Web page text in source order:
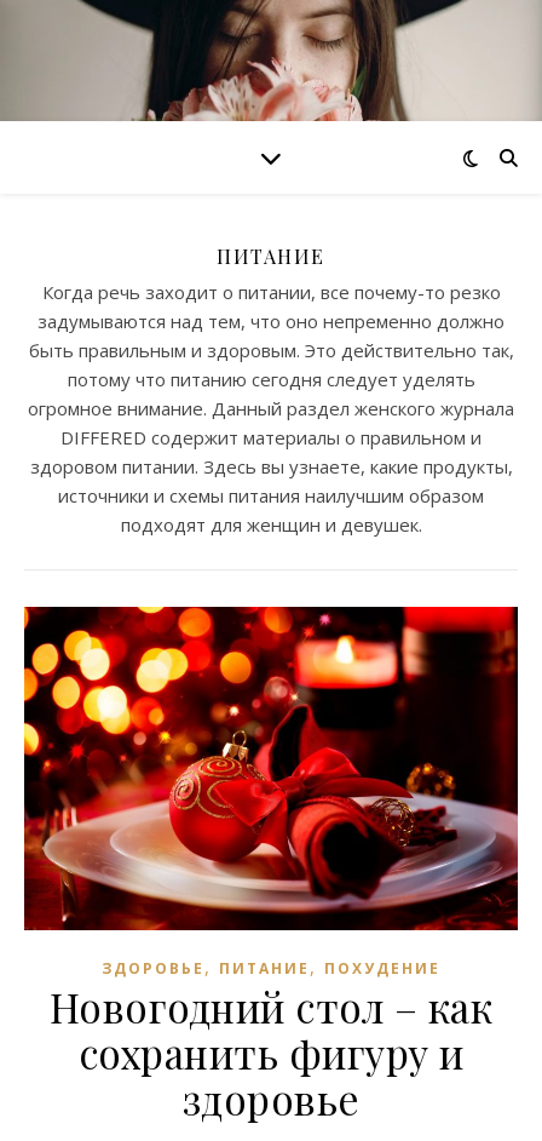
ПИТАНИЕ
Когда речь заходит о питании, все почему-то резко
задумываются над тем, что оно непременно должно
быть правильным и здоровым. Это действительно так,
потому что питанию сегодня следует уделять
огромное внимание. Данный раздел женского журнала
DIFFERED содержит материалы о правильном и
здоровом питании. Здесь вы узнаете, какие продукты,
источники и схемы питания наилучшим образом
подходят для женщин и девушек.
ЗДОРОВЬЕ , ПИТАНИЕ , ПОХУДЕНИЕ
Новогодний стол – как
сохранить фигуру и
здоровье